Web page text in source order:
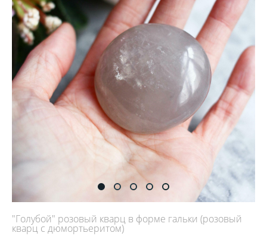
"Голубой" розовый кварц в форме гальки (розовый
кварц с дюмортьеритом)